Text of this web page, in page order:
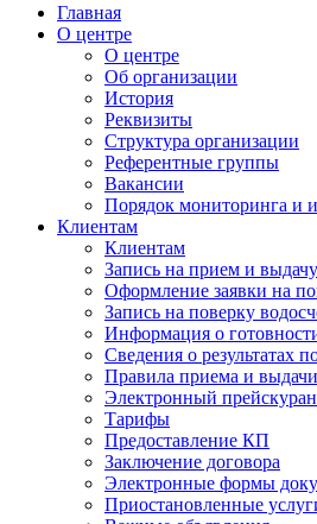
Главная
О центре
О центре
Об организации
История
Реквизиты
Структура организации
Референтные группы
Вакансии
Порядок мониторинга и
Клиентам
Клиентам
Запись на прием и
Оформление заявки на
Запись на поверку
Информация о
Сведения о результатах
Правила приема и
Электронный
Тарифы
Предоставление КП
Заключение договора
Электронные формы
Приостановленные